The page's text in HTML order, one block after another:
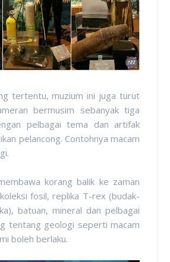
tertentu, muzium ini juga turut
bermusim sebanyak tiga
pelbagai tema dan artifak
pelancong. Contohnya macam
korang balik ke zaman
fosil, replika T-rex (budak-
batuan, mineral dan pelbagai
tentang geologi seperti macam
boleh berlaku.